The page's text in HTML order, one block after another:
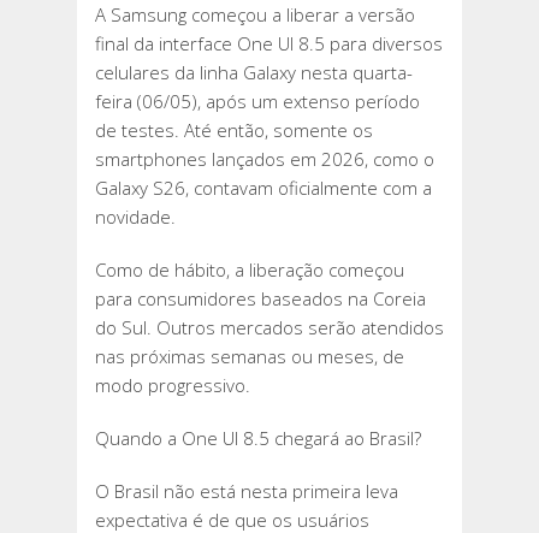
A Samsung começou a liberar a versão
final da interface One UI 8.5 para diversos
celulares da linha Galaxy nesta quarta-
feira (06/05), após um extenso período
de testes. Até então, somente os
smartphones lançados em 2026, como o
Galaxy S26, contavam oficialmente com a
novidade.
Como de hábito, a liberação começou
para consumidores baseados na Coreia
do Sul. Outros mercados serão atendidos
nas próximas semanas ou meses, de
modo progressivo.
Quando a One UI 8.5 chegará ao Brasil?
O Brasil não está nesta primeira leva
expectativa é de que os usuários